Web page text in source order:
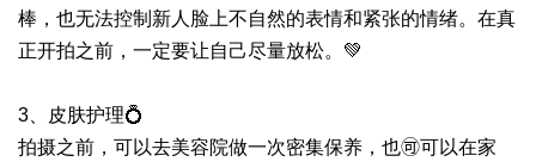
棒，也无法控制新人脸上不自然的表情和紧张的情绪。在真
正开拍之前，一定要让自己尽量放松。💚
3、皮肤护理💍
拍摄之前，可以去美容院做一次密集保养，也🉑可以在家